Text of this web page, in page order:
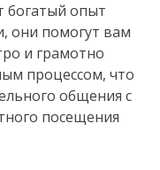
опыт
они помогут вам
и грамотно
процессом, что
общения с
посещения